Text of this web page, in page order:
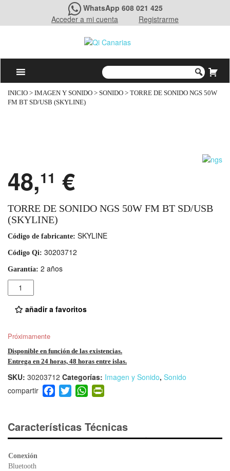
WhatsApp 608 021 425
Acceder a mi cuenta
Registrarme
INICIO > IMAGEN Y SONIDO > SONIDO > TORRE DE SONIDO NGS 50W
FM BT SD/USB (SKYLINE)
48,11 €
TORRE DE SONIDO NGS 50W FM BT SD/USB
(SKYLINE)
Código de fabricante: SKYLINE
Código Qi: 30203712
Garantía: 2 años
Cantidad
añadir a favoritos
Próximamente
Disponible en función de las existencias.
Entrega en 24 horas, 48 horas entre islas.
SKU: 30203712 Categorías: Imagen y Sonido, Sonido
F
a
e
b
T
wi
er
W
h
s
A
ri
e
Características Técnicas
Conexión
Bluetooth